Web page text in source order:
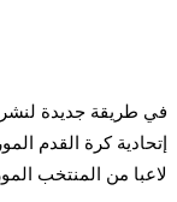
في طريقة جديدة لنشر
إتحادية كرة القدم
لاعبا من المنتخب